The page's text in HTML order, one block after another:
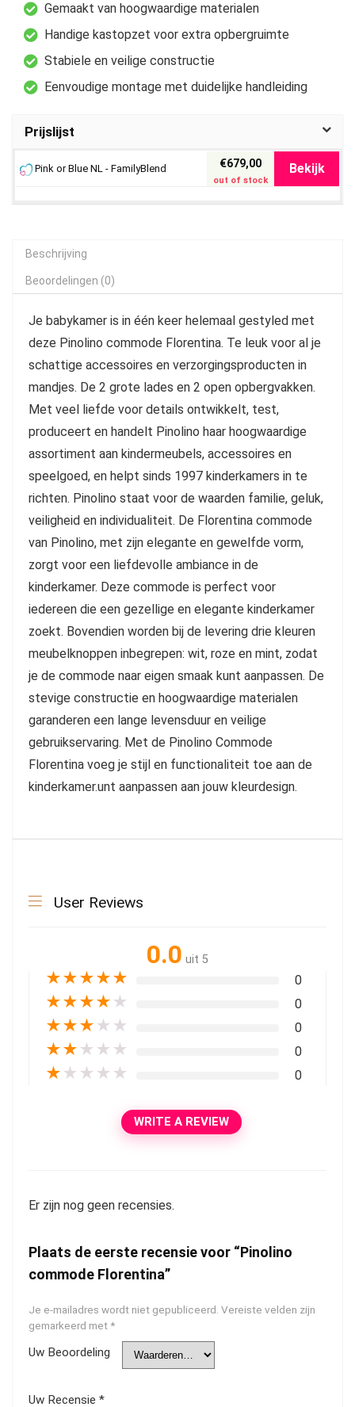
Gemaakt van hoogwaardige materialen
Handige kastopzet voor extra opbergruimte
Stabiele en veilige constructie
Eenvoudige montage met duidelijke handleiding
Prijslijst
Pink or Blue NL - FamilyBlend €679,00
out of stock
Bekijk
Beschrijving
Beoordelingen (0)
Je babykamer is in één keer helemaal gestyled met
deze Pinolino commode Florentina. Te leuk voor al je
schattige accessoires en verzorgingsproducten in
mandjes. De 2 grote lades en 2 open opbergvakken.
Met veel liefde voor details ontwikkelt, test,
produceert en handelt Pinolino haar hoogwaardige
assortiment aan kindermeubels, accessoires en
speelgoed, en helpt sinds 1997 kinderkamers in te
richten. Pinolino staat voor de waarden familie, geluk,
veiligheid en individualiteit. De Florentina commode
van Pinolino, met zijn elegante en gewelfde vorm,
zorgt voor een liefdevolle ambiance in de
kinderkamer. Deze commode is perfect voor
iedereen die een gezellige en elegante kinderkamer
zoekt. Bovendien worden bij de levering drie kleuren
meubelknoppen inbegrepen: wit, roze en mint, zodat
je de commode naar eigen smaak kunt aanpassen. De
stevige constructie en hoogwaardige materialen
garanderen een lange levensduur en veilige
gebruikservaring. Met de Pinolino Commode
Florentina voeg je stijl en functionaliteit toe aan de
kinderkamer.unt aanpassen aan jouw kleurdesign.
User Reviews
0.0 uit 5
★★★★★ 0
★★★★ ★ 0
★★★ ★ ★ 0
★★ ★ ★ ★ 0
★ ★ ★ ★ ★ 0
WRITE A REVIEW
Er zijn nog geen recensies.
Plaats de eerste recensie voor “Pinolino
commode Florentina”
Je e-mailadres wordt niet gepubliceerd. Vereiste velden zijn
gemarkeerd met *
Uw Beoordeling
Uw Recensie *